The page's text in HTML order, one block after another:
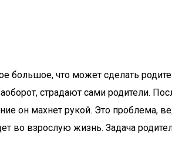
большое, что может сделать
страдают сами родители.
он махнет рукой. Это проблема,
во взрослую жизнь. Задача